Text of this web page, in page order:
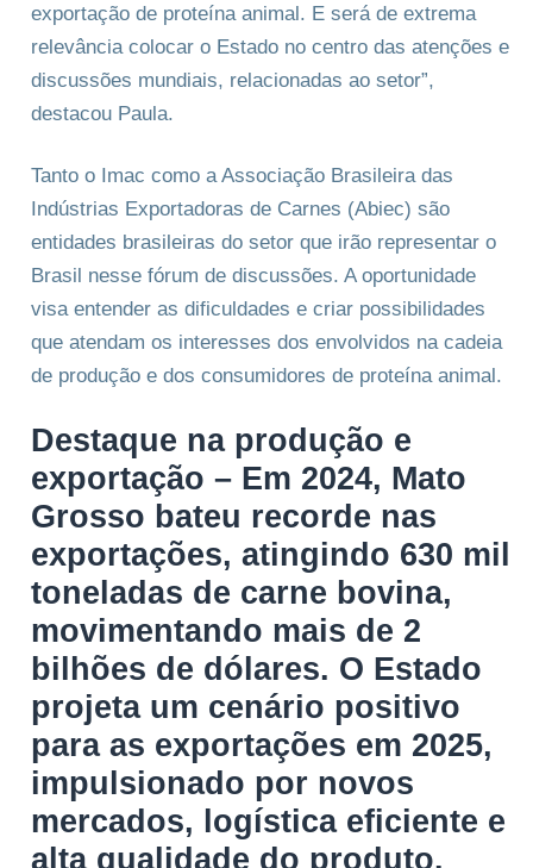
exportação de proteína animal. E será de extrema
relevância colocar o Estado no centro das atenções e
discussões mundiais, relacionadas ao setor”,
destacou Paula.
Tanto o Imac como a Associação Brasileira das
Indústrias Exportadoras de Carnes (Abiec) são
entidades brasileiras do setor que irão representar o
Brasil nesse fórum de discussões. A oportunidade
visa entender as dificuldades e criar possibilidades
que atendam os interesses dos envolvidos na cadeia
de produção e dos consumidores de proteína animal.
Destaque na produção e
exportação – Em 2024, Mato
Grosso bateu recorde nas
exportações, atingindo 630 mil
toneladas de carne bovina,
movimentando mais de 2
bilhões de dólares. O Estado
projeta um cenário positivo
para as exportações em 2025,
impulsionado por novos
mercados, logística eficiente e
alta qualidade do produto.